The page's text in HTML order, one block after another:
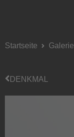
Startseite Galerie
DENKMAL